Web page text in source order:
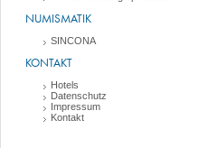
NUMISMATIK
SINCONA
KONTAKT
Hotels
Datenschutz
Impressum
Kontakt